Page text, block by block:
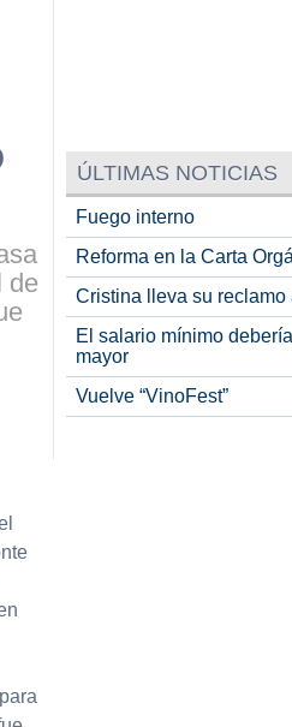
de
ÚLTIMAS NOTICIAS
Fuego interno
Reforma en la Carta
Cristina lleva su reclamo
El salario mínimo
mayor
Vuelve “VinoFest”